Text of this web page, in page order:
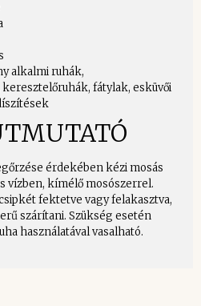
alkalmi ruhák,
fátylak, esküvői
érdekében kézi mosás
vízben, kímélő mosószerrel.
fektetve vagy felakasztva,
szárítani. Szükség esetén
használatával vasalható.